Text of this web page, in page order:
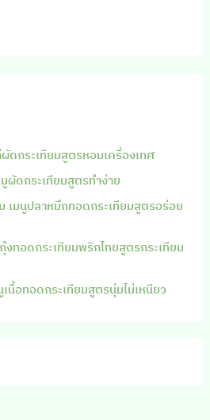
ผัดกระเทียมสูตรหอมเครื่องเทศ
ผัดกระเทียมสูตรทำง่าย
เมนูปลาหมึกทอดกระเทียมสูตรอร่อย
งทอดกระเทียมพริกไทยสูตรกระเทียม
นื้อทอดกระเทียมสูตรนุ่มไม่เหนียว